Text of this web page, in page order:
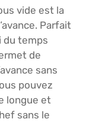
vide est la
Parfait
du temps
de
sans
pouvez
longue et
sans le